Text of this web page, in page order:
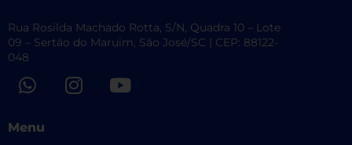
Rua Rosilda Machado Rotta, S/N, Quadra 10 – Lote
09 – Sertão do Maruim, São José/SC | CEP: 88122-
048
W
h
t
I
n
Y
o
Menu